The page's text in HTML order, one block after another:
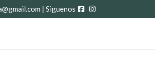
| Siguenos